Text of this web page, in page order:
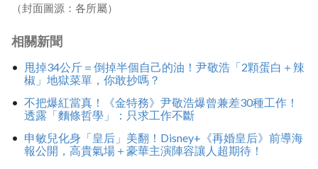
（封面圖源：各所屬）
相關新聞
甩掉34公斤＝倒掉半個自己的油！尹敬浩「2顆蛋白＋辣
椒」地獄菜單，你敢抄嗎？
不把爆紅當真！《金特務》尹敬浩爆曾兼差30種工作！
透露「麵條哲學」：只求工作不斷
申敏兒化身「皇后」美翻！Disney+《再婚皇后》前導海
報公開，高貴氣場＋豪華主演陣容讓人超期待！